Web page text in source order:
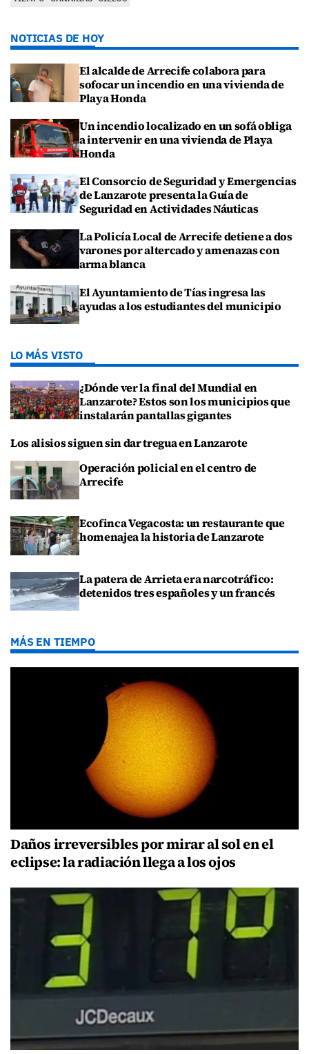
NOTICIAS DE HOY
El alcalde de Arrecife colabora para
sofocar un incendio en una vivienda de
Playa Honda
Un incendio localizado en un sofá obliga
a intervenir en una vivienda de Playa
Honda
El Consorcio de Seguridad y Emergencias
de Lanzarote presenta la Guía de
Seguridad en Actividades Náuticas
La Policía Local de Arrecife detiene a dos
varones por altercado y amenazas con
arma blanca
El Ayuntamiento de Tías ingresa las
ayudas a los estudiantes del municipio
LO MÁS VISTO
¿Dónde ver la final del Mundial en
Lanzarote? Estos son los municipios que
instalarán pantallas gigantes
Los alisios siguen sin dar tregua en Lanzarote
Operación policial en el centro de
Arrecife
Ecofinca Vegacosta: un restaurante que
homenajea la historia de Lanzarote
La patera de Arrieta era narcotráfico:
detenidos tres españoles y un francés
MÁS EN TIEMPO
Daños irreversibles por mirar al sol en el
eclipse: la radiación llega a los ojos